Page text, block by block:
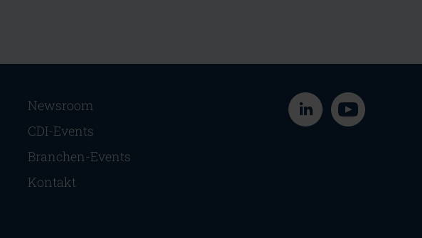
Navigation überspringen
Newsroom
CDI-Events
Branchen-Events
Kontakt